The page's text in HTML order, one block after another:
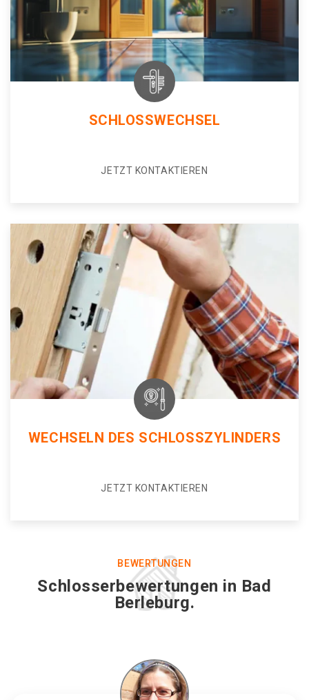
SCHLOSSWECHSEL
JETZT KONTAKTIEREN
WECHSELN DES SCHLOSSZYLINDERS
JETZT KONTAKTIEREN
BEWERTUNGEN
Schlosserbewertungen in Bad
Berleburg.